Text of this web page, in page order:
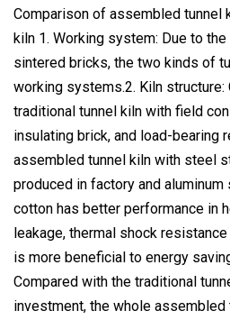
Comparison of assembled tunnel
kiln 1. Working system: Due to
sintered bricks, the two kinds of
working systems.2. Kiln structure:
traditional tunnel kiln with field
insulating brick, and load-bearing
assembled tunnel kiln with steel
produced in factory and
cotton has better performance in
leakage, thermal shock
is more beneficial to energy
Compared with the traditional
investment, the whole